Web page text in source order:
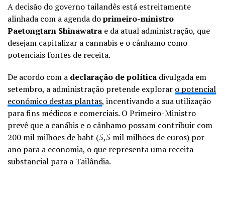
A decisão do governo tailandês está estreitamente
alinhada com a agenda doprimeiro-ministro
Paetongtarn Shinawatra e da atual administração, que
desejam capitalizar a cannabis e o cânhamo como
potenciais fontes de receita.
De acordo com a declaração de política divulgada em
setembro, a administração pretende explorar o potencial
económico destas plantas, incentivando a sua utilização
para fins médicos e comerciais. O Primeiro-Ministro
prevê que a canábis e o cânhamo possam contribuir com
200 mil milhões de baht (5,5 mil milhões de euros) por
ano para a economia, o que representa uma receita
substancial para a Tailândia.